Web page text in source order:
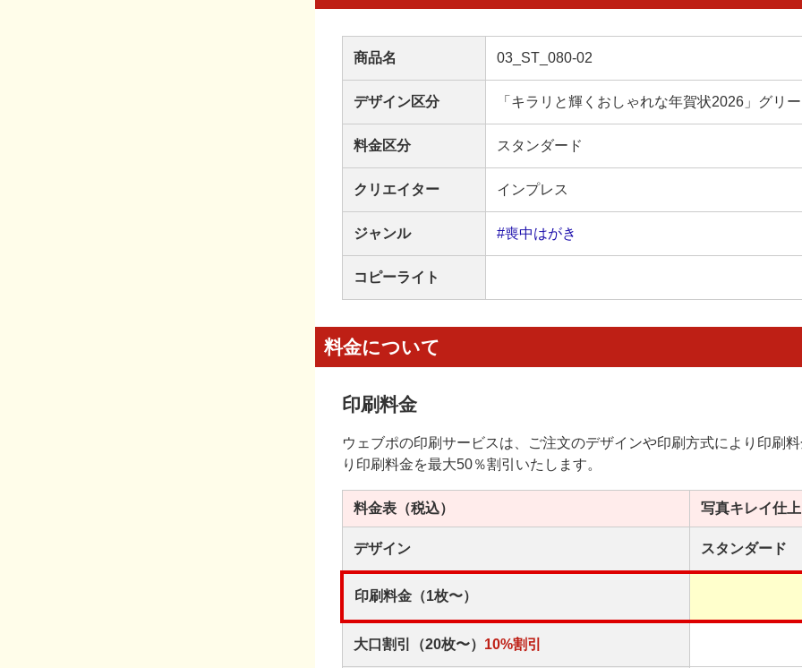
商品名 03_ST_080-02
デザイン区分 「キラリと輝くおしゃれな年賀状2026」グリ
料金区分 スタンダード
クリエイター インプレス
ジャンル #喪中はがき
コピーライト
料金について
印刷料金
ウェブポの印刷サービスは、ご注文のデザインや印刷方式により印刷
り印刷料金を最大50％割引いたします。
料金表 （税込） 写真キレイ仕
デザイン スタンダード
印刷料金（1枚〜）
大口割引（20枚〜） 10%割引